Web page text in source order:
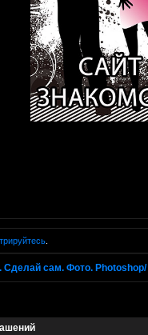
.
Сделай сам. Фото. Photoshop/